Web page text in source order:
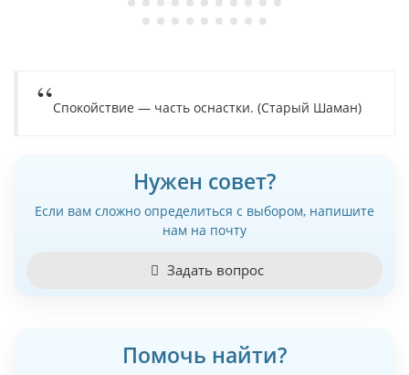
Спокойствие — часть оснастки. (Старый Шаман)
Нужен совет?
Если вам сложно определиться с выбором, напишите
нам на почту
Задать вопрос
Помочь найти?